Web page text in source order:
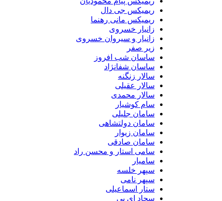
ریمیکس جی دال
ریمیکس مانی رهنما
زانیار خسروی
زانیار و سیروان خسروی
زیر صفر
ساسان شب افروز
ساسان شفانژاد
سالار زنگنه
سالار عقیلی
سالار محمدی
سام کوشیار
سامان جلیلی
سامان دولتشاهی
سامان زیوار
سامان صادقی
سامی استار و محسن راد
سامیار
سپهر خلسه
سپهر نامی
ستار اسماعیلی
سجاد ای بی